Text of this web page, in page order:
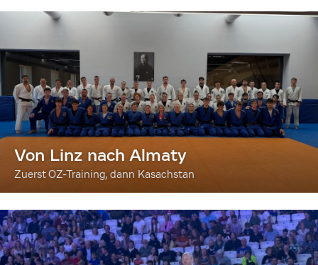
Von Linz nach Almaty
Zuerst OZ-Training, dann Kasachstan